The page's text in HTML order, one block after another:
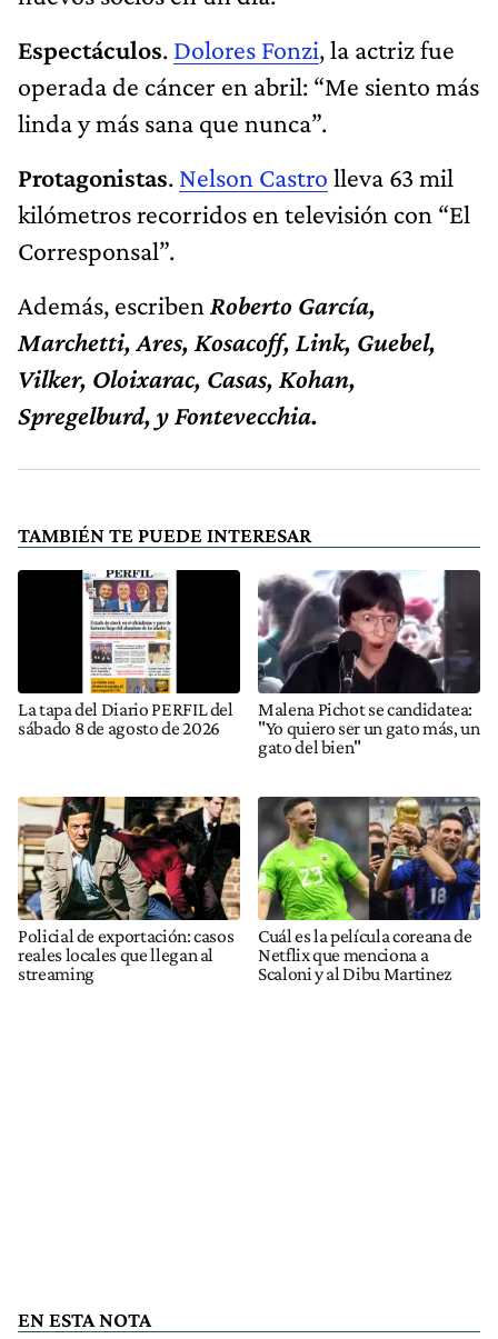
Espectáculos. Dolores Fonzi, la actriz fue
operada de cáncer en abril: “Me siento más
linda y más sana que nunca”.
Protagonistas. Nelson Castro lleva 63 mil
kilómetros recorridos en televisión con “El
Corresponsal”.
Además, escriben Roberto García,
Marchetti, Ares, Kosacoff, Link, Guebel,
Vilker, Oloixarac, Casas, Kohan,
Spregelburd, y Fontevecchia.
TAMBIÉN TE PUEDE INTERESAR
La tapa del Diario PERFIL del
sábado 8 de agosto de 2026
Malena Pichot se candidatea:
"Yo quiero ser un gato más, un
gato del bien"
Policial de exportación: casos
reales locales que llegan al
streaming
Cuál es la película coreana de
Netflix que menciona a
Scaloni y al Dibu Martinez
EN ESTA NOTA